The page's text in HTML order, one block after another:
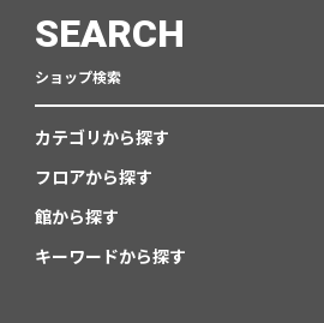
SEARCH
ショップ検索
カテゴリから探す
フロアから探す
館から探す
キーワードから探す